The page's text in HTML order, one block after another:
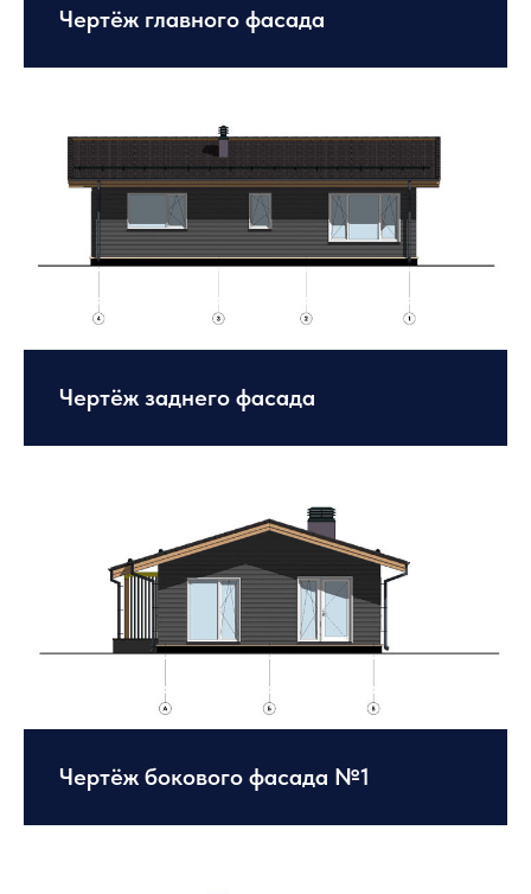
Чертёж главного фасада
Чертёж заднего фасада
Чертёж бокового фасада №1